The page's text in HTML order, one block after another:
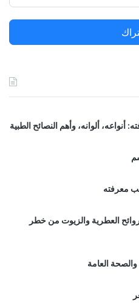
ع
ن
أنواعه، ألوانه، وأهم النصائح الطبية
معرفته
العطرية والزيوت من خطر